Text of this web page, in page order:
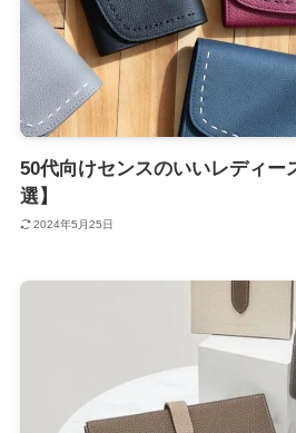
50代向けセンスのいいレディー
選】
2024年5月25日